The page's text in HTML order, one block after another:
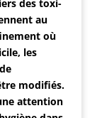
des toxi-
au
où
les
modifiés.
attention